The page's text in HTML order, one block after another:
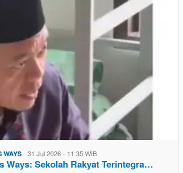
WAYS 31 Jul 2026 - 11:35 WIB
Ways: Sekolah Rakyat Terintegra…